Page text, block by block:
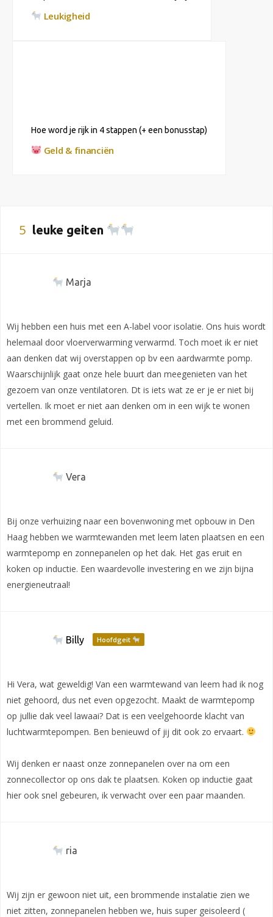
Leukigheid
Hoe word je rijk in 4 stappen (+ een bonusstap)
Geld & financiën
5 leuke geiten
Marja
Wij hebben een huis met een A-label voor isolatie. Ons huis wordt
helemaal door vloerverwarming verwarmd. Toch moet ik er niet
aan denken dat wij overstappen op bv een aardwarmte pomp.
Waarschijnlijk gaat onze hele buurt dan meegenieten van het
gezoem van onze ventilatoren. Dt is iets wat ze er je er niet bij
vertellen. Ik moet er niet aan denken om in een wijk te wonen
met een brommend geluid.
Vera
Bij onze verhuizing naar een bovenwoning met opbouw in Den
Haag hebben we warmtewanden met leem laten plaatsen en een
warmtepomp en zonnepanelen op het dak. Het gas eruit en
koken op inductie. Een waardevolle investering en we zijn bijna
energieneutraal!
Billy Hoofdgeit
Hi Vera, wat geweldig! Van een warmtewand van leem had ik nog
niet gehoord, dus net even opgezocht. Maakt de warmtepomp
op jullie dak veel lawaai? Dat is een veelgehoorde klacht van
luchtwarmtepompen. Ben benieuwd of jij dit ook zo ervaart.
Wij denken er naast onze zonnepanelen over na om een
zonnecollector op ons dak te plaatsen. Koken op inductie gaat
hier ook snel gebeuren, ik verwacht over een paar maanden.
ria
Wij zijn er gewoon niet uit, een brommende instalatie zien we
niet zitten, zonnepanelen hebben we, huis super geisoleerd (